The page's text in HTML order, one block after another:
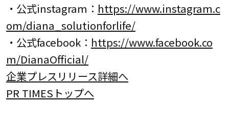
・公式instagram： https://www.instagram.c
om/diana_solutionforlife/
・公式facebook： https://www.facebook.co
m/DianaOfficial/
企業プレスリリース詳細へ
PR TIMESトップへ